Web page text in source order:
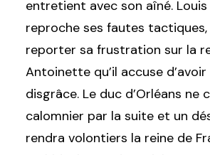
entretient avec son aîné. Louis
reproche ses fautes tactiques,
reporter sa frustration sur la
Antoinette qu’il accuse
disgrâce. Le duc d’Orléans ne
calomnier par la suite et un
rendra volontiers la reine de